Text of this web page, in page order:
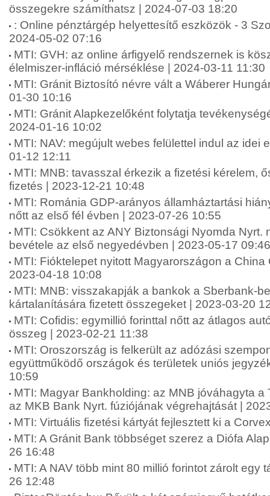
összegekre számíthatsz | 2024-07-03 18:20
: Online pénztárgép helyettesítő eszközök - 3
2024-05-02 07:16
MTI: GVH: az online árfigyelő rendszernek is
élelmiszer-infláció mérséklése | 2024-03-11 11:30
MTI: Gránit Biztosító névre vált a Wáberer
01-30 10:16
MTI: Gránit Alapkezelőként folytatja
2024-01-16 10:02
MTI: NAV: megújult webes felülettel indul az idei
01-12 12:11
MTI: MNB: tavasszal érkezik a fizetési kérelem,
fizetés | 2023-12-21 10:48
MTI: Románia GDP-arányos államháztartási
nőtt az első fél évben | 2023-07-26 10:55
MTI: Csökkent az ANY Biztonsági Nyomda Nyrt.
bevétele az első negyedévben | 2023-05-17 09:46
MTI: Fióktelepet nyitott Magyarországon a China
2023-04-18 10:08
MTI: MNB: visszakapják a bankok a Sberbank-
kártalanítására fizetett összegeket | 2023-03-20
MTI: Cofidis: egymillió forinttal nőtt az átlagos
összeg | 2023-02-21 11:38
MTI: Oroszország is felkerült az adózási
együttműködő országok és területek uniós
10:59
MTI: Magyar Bankholding: az MNB jóváhagyta a
az MKB Bank Nyrt. fúziójának végrehajtását |
MTI: Virtuális fizetési kártyát fejlesztett ki a
MTI: A Gránit Bank többséget szerez a Diófa
26 16:48
MTI: A NAV több mint 80 millió forintot zárolt egy
26 12:48